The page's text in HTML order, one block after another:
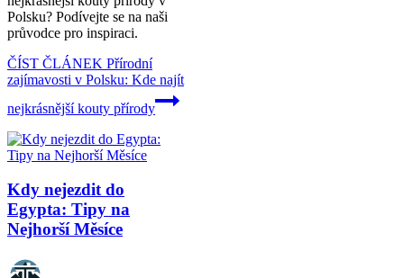
Polsku? Podívejte se na naši
průvodce pro inspiraci.
ČÍST ČLÁNEK Přírodní
zajímavosti v Polsku: Kde najít
nejkrásnější kouty přírody
Kdy nejezdit do
Egypta: Tipy na
Nejhorší Měsíce